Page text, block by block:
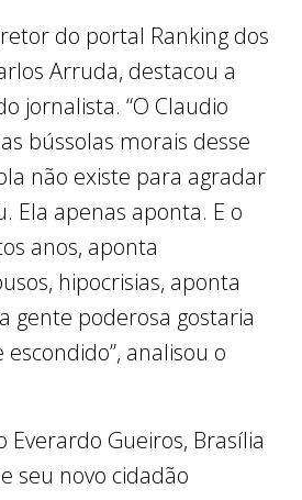
do portal Ranking dos
Arruda, destacou a
jornalista. “O Claudio
bússolas morais desse
não existe para agradar
Ela apenas aponta. E o
anos, aponta
hipocrisias, aponta
gente poderosa gostaria
analisou o
Everardo Gueiros, Brasília
seu novo cidadão